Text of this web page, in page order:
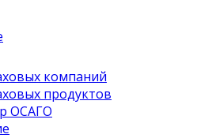
компаний
продуктов
ОСАГО